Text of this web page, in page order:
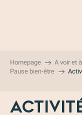
Homepage
A voir et
Pause bien-être